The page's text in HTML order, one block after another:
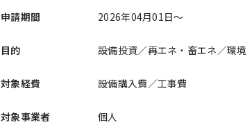
申請期間 2026年04月01日〜
目的 設備投資／再エネ・畜エネ／環境
対象経費 設備購入費／工事費
対象事業者 個人